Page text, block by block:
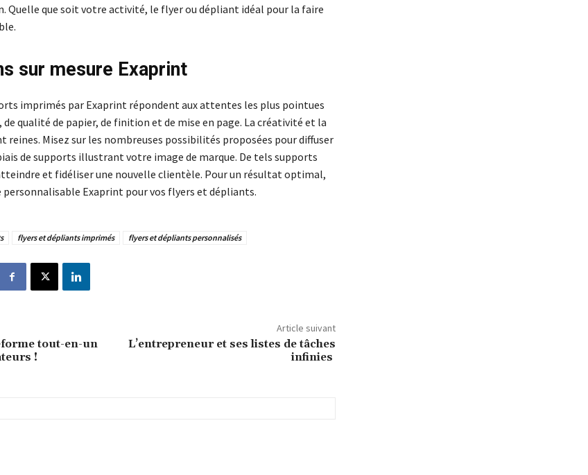
Quelle que soit votre activité, le flyer ou dépliant idéal pour la faire
sur mesure Exaprint
imprimés par Exaprint répondent aux attentes les plus pointues
qualité de papier, de finition et de mise en page. La créativité et la
reines. Misez sur les nombreuses possibilités proposées pour diffuser
de supports illustrant votre image de marque. De tels supports
et fidéliser une nouvelle clientèle. Pour un résultat optimal,
Exaprint pour vos flyers et dépliants.
flyers et dépliants imprimés flyers et dépliants personnalisés
tout-en-un
!
Article suivant
L’entrepreneur et ses listes de tâches
infinies